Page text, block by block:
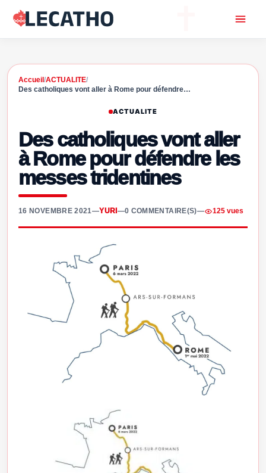
Accueil /ACTUALITE/
Des catholiques vont aller à Rome pour défendre…
ACTUALITE
Des catholiques vont aller
à Rome pour défendre les
messes tridentines
16 NOVEMBRE 2021—YURI —0 COMMENTAIRE(S)— 125 vues